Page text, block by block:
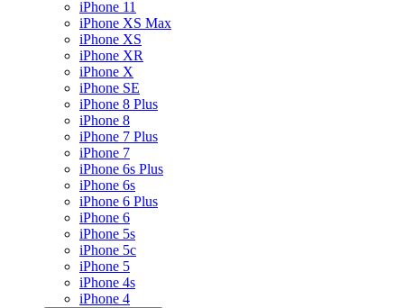
iPhone 11
iPhone XS Max
iPhone XS
iPhone XR
iPhone X
iPhone SE
iPhone 8 Plus
iPhone 8
iPhone 7 Plus
iPhone 7
iPhone 6s Plus
iPhone 6s
iPhone 6 Plus
iPhone 6
iPhone 5s
iPhone 5c
iPhone 5
iPhone 4s
iPhone 4